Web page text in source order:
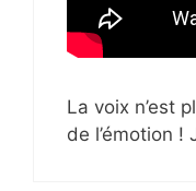
La voix n’est
de l’émotion !